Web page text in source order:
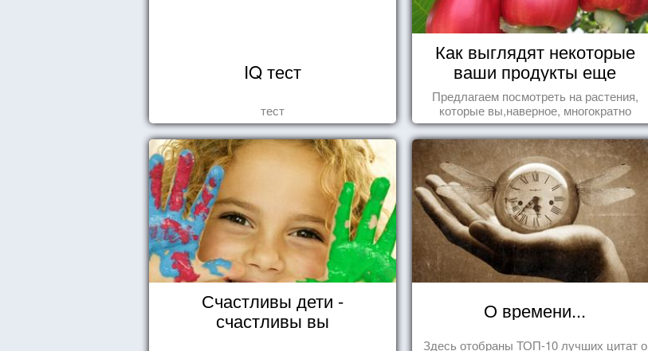
IQ тест
тест
Как выглядят некоторые
ваши продукты еще
живыми?
Предлагаем посмотреть на растения,
которые вы,наверное, многократно
видели , но никогда не представляли
себе, что употребляете их в пищу.
Счастливы дети -
счастливы вы
О времени...
Здесь отобраны ТОП-10 лучших цитат о